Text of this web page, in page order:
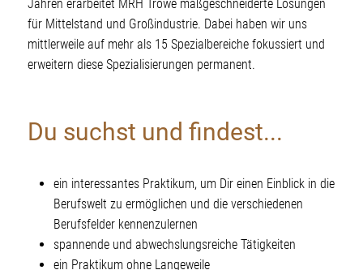
Jahren erarbeitet MRH Trowe maßgeschneiderte Lösungen
für Mittelstand und Großindustrie. Dabei haben wir uns
mittlerweile auf mehr als 15 Spezialbereiche fokussiert und
erweitern diese Spezialisierungen permanent.
Du suchst und findest...
ein interessantes Praktikum, um Dir einen Einblick in die
Berufswelt zu ermöglichen und die verschiedenen
Berufsfelder kennenzulernen
spannende und abwechslungsreiche Tätigkeiten
ein Praktikum ohne Langeweile